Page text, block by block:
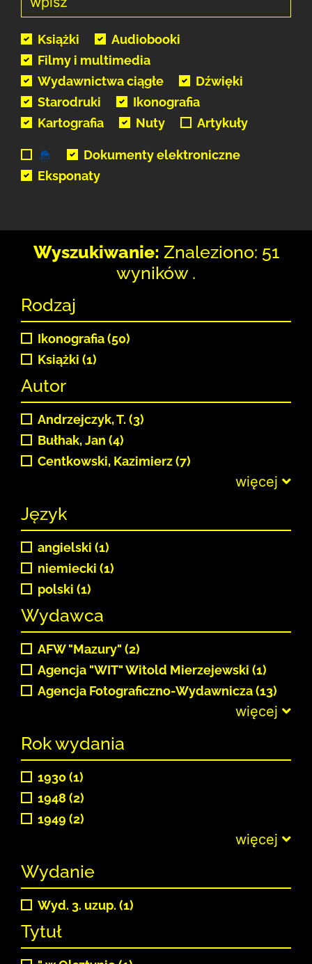
Książki
Audiobooki
Filmy i multimedia
Wydawnictwa ciągłe
Dźwięki
Starodruki
Ikonografia
Kartografia
Nuty Artykuły
Dokumenty elektroniczne
Eksponaty
Wyszukiwanie: Znaleziono: 51
wyników .
Rodzaj
Ikonografia (50)
Książki (1)
Autor
Andrzejczyk, T. (3)
Bułhak, Jan (4)
Centkowski, Kazimierz (7)
więcej
Język
angielski (1)
niemiecki (1)
polski (1)
Wydawca
AFW "Mazury" (2)
Agencja "WIT" Witold Mierzejewski (1)
Agencja Fotograficzno-Wydawnicza (13)
więcej
Rok wydania
1930 (1)
1948 (2)
1949 (2)
więcej
Wydanie
Wyd. 3. uzup. (1)
Tytuł